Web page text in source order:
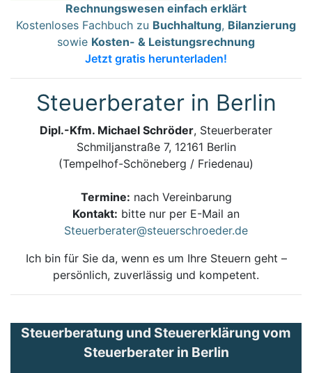
Rechnungswesen einfach erklärt
Kostenloses Fachbuch zu Buchhaltung, Bilanzierung
sowie Kosten- & Leistungsrechnung
Jetzt gratis herunterladen!
Steuerberater in Berlin
Dipl.-Kfm. Michael Schröder, Steuerberater
Schmiljanstraße 7, 12161 Berlin
(Tempelhof-Schöneberg / Friedenau)
Termine: nach Vereinbarung
Kontakt: bitte nur per E-Mail an
Steuerberater@steuerschroeder.de
Ich bin für Sie da, wenn es um Ihre Steuern geht –
persönlich, zuverlässig und kompetent.
Steuerberatung und Steuererklärung vom
Steuerberater in Berlin